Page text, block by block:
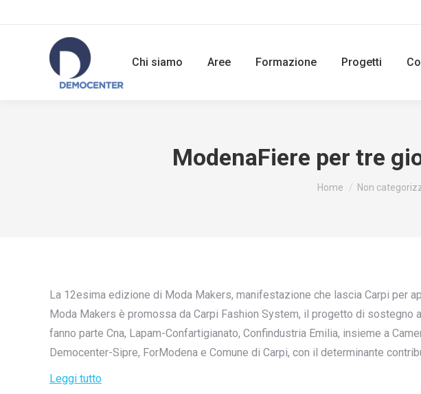
Chi siamo Aree Formazione Progetti
ModenaFiere per tre
You are here:
Home Non
La 12esima edizione di Moda Makers, manifestazione che lascia Carpi per
Moda Makers è promossa da Carpi Fashion System, il progetto di sostegno
fanno parte Cna, Lapam-Confartigianato, Confindustria Emilia, insieme a
Democenter-Sipre, ForModena e Comune di Carpi, con il determinante
Leggi tutto